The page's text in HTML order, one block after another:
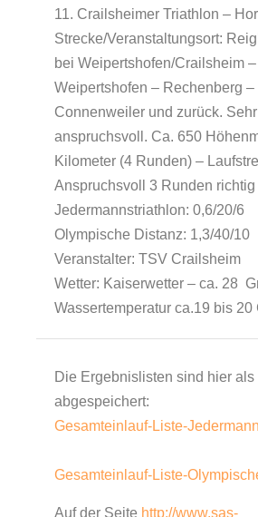
11. Crailsheimer Triathlon –
Strecke/Veranstaltungsort:
bei Weipertshofen/Crailsheim
Weipertshofen – Rechenberg –
Connenweiler und zurück. Sehr
anspruchsvoll. Ca. 650
Kilometer (4 Runden) –
Anspruchsvoll 3 Runden richtig
Jedermannstriathlon: 0,6/20/6
Olympische Distanz: 1,3/40/10
Veranstalter: TSV Crailsheim
Wetter: Kaiserwetter – ca. 28
Wassertemperatur ca.19 bis 20
Die Ergebnislisten sind hier als
abgespeichert:
Gesamteinlauf-Liste-Jedermann
Gesamteinlauf-Liste-
Auf der Seite http://www.sas-